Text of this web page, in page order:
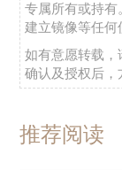
专属所有或持有
建立镜像等任何
如有意愿转载，
确认及授权后，
推荐阅读